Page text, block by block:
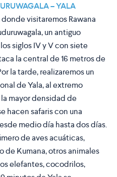
– YALA
visitaremos Rawana
un antiguo
siglos IV y V con siete
la central de 16 metros de
la tarde, realizaremos un
de Yala, al extremo
mayor densidad de
hacen safaris con una
medio día hasta dos días.
de aves acuáticas,
de Kumana, otros animales
elefantes, cocodrilos,